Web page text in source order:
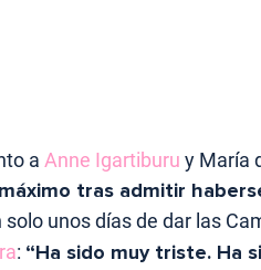
a Anne Igartiburu y María
tras admitir
solo unos días de dar las
: “Ha sido muy triste. Ha